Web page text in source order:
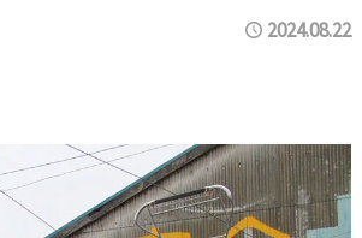
2024.08.22